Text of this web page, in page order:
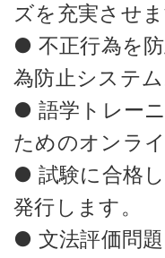
ズを充実させま
● 不正行為を
為防止システム
● 語学トレー
ためのオンライ
● 試験に合格
発行します。
● 文法評価問